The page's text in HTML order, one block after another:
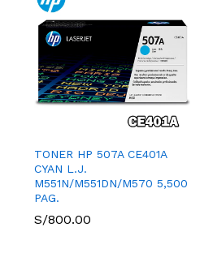
TONER HP 507A CE401A
CYAN L.J.
M551N/M551DN/M570 5,500
PAG.
S/800.00